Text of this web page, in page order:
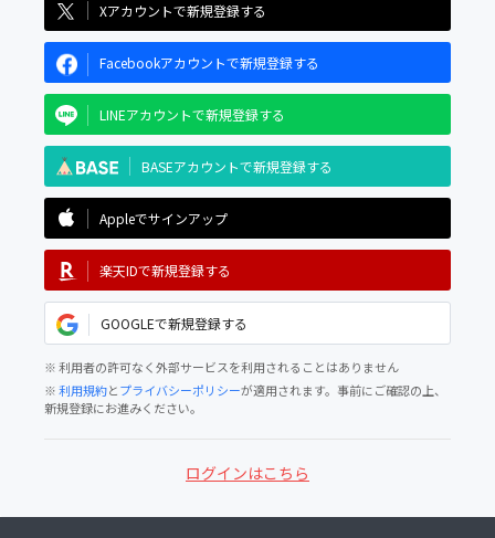
Xアカウントで新規登録する
Facebookアカウントで新規登録する
LINEアカウントで新規登録する
BASEアカウントで新規登録する
Appleでサインアップ
楽天IDで新規登録する
GOOGLEで新規登録する
※ 利用者の許可なく外部サービスを利用されることはありません
※利用規約とプライバシーポリシーが適用されます。事前にご確認の上、
新規登録にお進みください。
ログインはこちら